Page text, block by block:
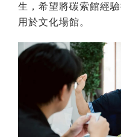
生，希望將碳索館經
用於文化場館。